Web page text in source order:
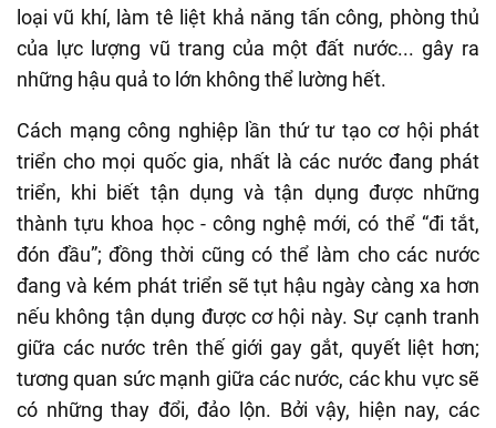
loại vũ khí, làm tê liệt khả năng tấn công, phòng thủ
của lực lượng vũ trang của một đất nước... gây ra
những hậu quả to lớn không thể lường hết.
Cách mạng công nghiệp lần thứ tư tạo cơ hội phát
triển cho mọi quốc gia, nhất là các nước đang phát
triển, khi biết tận dụng và tận dụng được những
thành tựu khoa học - công nghệ mới, có thể “đi tắt,
đón đầu”; đồng thời cũng có thể làm cho các nước
đang và kém phát triển sẽ tụt hậu ngày càng xa hơn
nếu không tận dụng được cơ hội này. Sự cạnh tranh
giữa các nước trên thế giới gay gắt, quyết liệt hơn;
tương quan sức mạnh giữa các nước, các khu vực sẽ
có những thay đổi, đảo lộn. Bởi vậy, hiện nay, các